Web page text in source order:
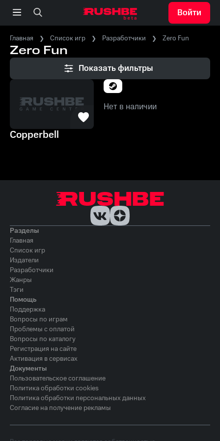
Войти
Главная Список игр Разработчики Zero Fun
Zero Fun
Показать фильтры
Нет в наличии
Copperbell
Разделы
Главная
Список игр
Издатели
Разработчики
Жанры
Тэги
Помощь
Поддержка
Вопросы по играм
Проблемы с оплатой
Вопросы по каталогу
Регистрация на сайте
Активация в сервисах
Документы
Пользовательское соглашение
Политика обработки cookies
Политика обработки персональных данных
Согласие на получение рекламы